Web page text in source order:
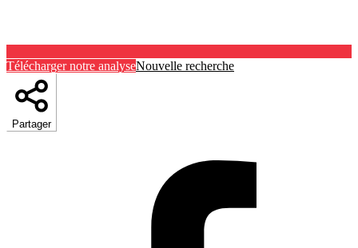
Télécharger notre analyseNouvelle recherche
Partager